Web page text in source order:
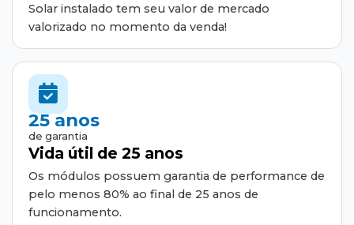
Solar instalado tem seu valor de mercado
valorizado no momento da venda!
25 anos
de garantia
Vida útil de 25 anos
Os módulos possuem garantia de performance de
pelo menos 80% ao final de 25 anos de
funcionamento.